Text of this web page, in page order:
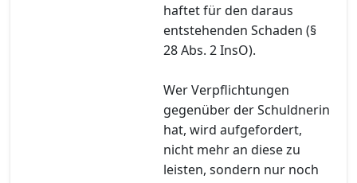
haftet für den daraus
entstehenden Schaden (§
28 Abs. 2 InsO).
Wer Verpflichtungen
gegenüber der Schuldnerin
hat, wird aufgefordert,
nicht mehr an diese zu
leisten, sondern nur noch